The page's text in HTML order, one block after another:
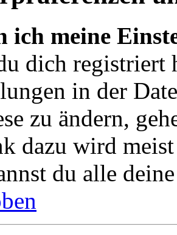
ich meine
dich registriert
in der
zu ändern,
dazu wird
du alle